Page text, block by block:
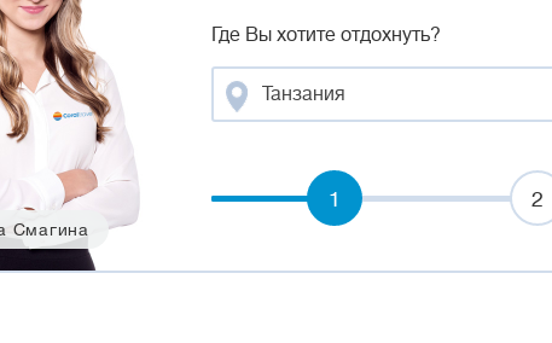
Смагина
Где Вы хотите отдохнуть?
Танзания
1 2